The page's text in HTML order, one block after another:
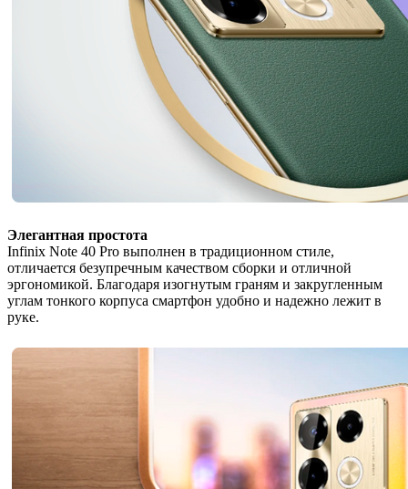
Элегантная простота
Infinix Note 40 Pro выполнен в традиционном стиле,
отличается безупречным качеством сборки и отличной
эргономикой. Благодаря изогнутым граням и закругленным
углам тонкого корпуса смартфон удобно и надежно лежит в
руке.